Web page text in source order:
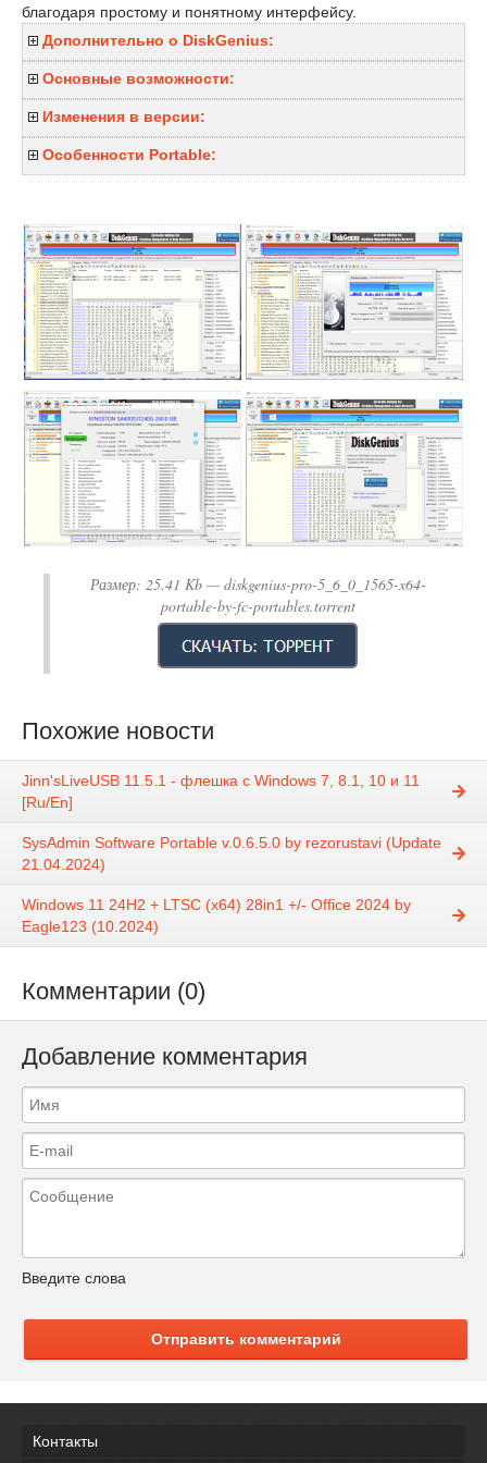
благодаря простому и понятному интерфейсу.
Дополнительно о DiskGenius:
Основные возможности:
Изменения в версии:
Особенности Portable:
Размер: 25.41 Kb— diskgenius-pro-5_6_0_1565-x64-
portable-by-fc-portables.torrent
Похожие новости
Jinn'sLiveUSB 11.5.1 - флешка с Windows 7, 8.1, 10 и 11
[Ru/En]
SysAdmin Software Portable v.0.6.5.0 by rezorustavi (Update
21.04.2024)
Windows 11 24H2 + LTSC (x64) 28in1 +/- Office 2024 by
Eagle123 (10.2024)
Комментарии (0)
Добавление комментария
Введите слова
Отправить комментарий
Контакты